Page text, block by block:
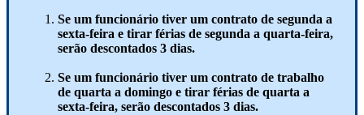
Se um funcionário tiver um contrato de segunda a
sexta-feira e tirar férias de segunda a quarta-feira,
serão descontados 3 dias.
Se um funcionário tiver um contrato de trabalho
de quarta a domingo e tirar férias de quarta a
sexta-feira, serão descontados 3 dias.